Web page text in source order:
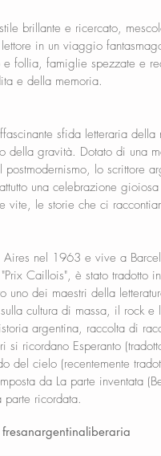
brillante e ricercato,
in un viaggio
e follia, famiglie spezzate e
e della memoria.
sfida letteraria
della gravità. Dotato di una
lo scrittore
una celebrazione
vite, le storie che ci
Aires nel 1963 e vive a
Caillois", è stato
uno dei maestri della
cultura di massa, il rock
argentina, raccolta di
si ricordano Esperanto
del cielo (recentemente
da La parte inventata
parte ricordata.
argentinaliberaria